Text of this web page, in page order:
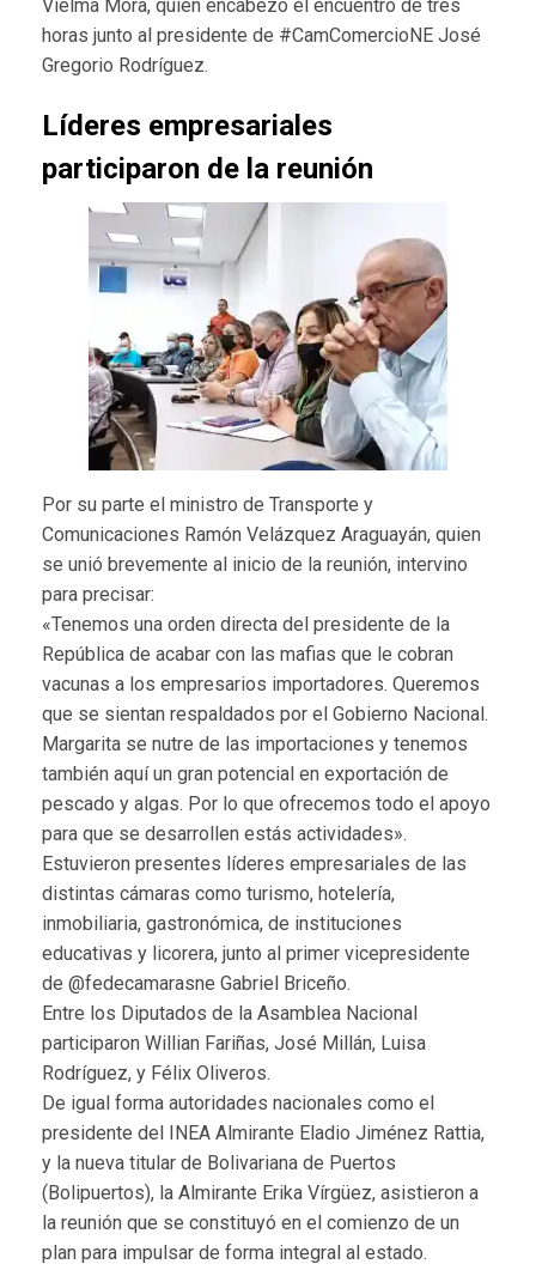
Vielma Mora, quien encabezó el encuentro de tres
horas junto al presidente de #CamComercioNE José
Gregorio Rodríguez.
Líderes empresariales
participaron de la reunión
Por su parte el ministro de Transporte y
Comunicaciones Ramón Velázquez Araguayán, quien
se unió brevemente al inicio de la reunión, intervino
para precisar:
«Tenemos una orden directa del presidente de la
República de acabar con las mafias que le cobran
vacunas a los empresarios importadores. Queremos
que se sientan respaldados por el Gobierno Nacional.
Margarita se nutre de las importaciones y tenemos
también aquí un gran potencial en exportación de
pescado y algas. Por lo que ofrecemos todo el apoyo
para que se desarrollen estás actividades».
Estuvieron presentes líderes empresariales de las
distintas cámaras como turismo, hotelería,
inmobiliaria, gastronómica, de instituciones
educativas y licorera, junto al primer vicepresidente
de @fedecamarasne Gabriel Briceño.
Entre los Diputados de la Asamblea Nacional
participaron Willian Fariñas, José Millán, Luisa
Rodríguez, y Félix Oliveros.
De igual forma autoridades nacionales como el
presidente del INEA Almirante Eladio Jiménez Rattia,
y la nueva titular de Bolivariana de Puertos
(Bolipuertos), la Almirante Erika Vírgüez, asistieron a
la reunión que se constituyó en el comienzo de un
plan para impulsar de forma integral al estado.